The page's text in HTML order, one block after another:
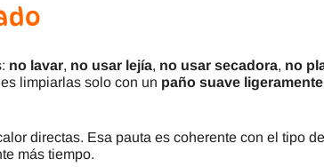
no lavar, no usar lejía, no usar secadora, no
limpiarlas solo con un paño suave
directas. Esa pauta es coherente con el tipo
más tiempo.